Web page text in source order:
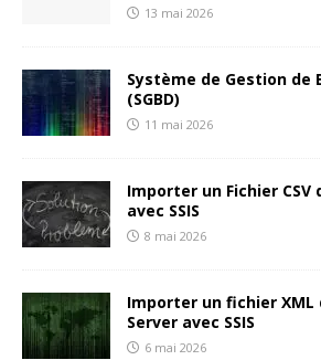
13 mai 2026
Système de Gestion de
(SGBD)
11 mai 2026
Importer un Fichier CSV
avec SSIS
8 mai 2026
Importer un fichier XML
Server avec SSIS
6 mai 2026